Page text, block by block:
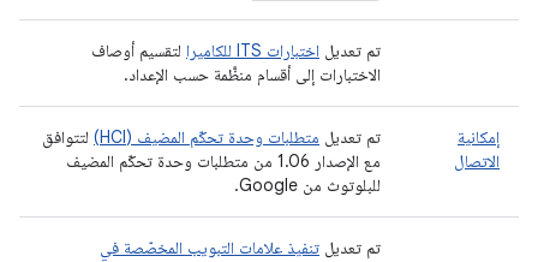
تم تعديل اختبارات ITS للكاميرا
لتقسيم أوصاف
الاختبارات إلى أقسام منظَّمة حسب الإعداد.
إمكانية
الاتصال
تم تعديل متطلبات وحدة تحكّم المضيف (HCI)
لتتوافق
مع الإصدار 1.06 من متطلبات وحدة تحكّم المضيف
للبلوتوث من Google.
تم تعديل تنفيذ علامات التبويب المخصّصة في